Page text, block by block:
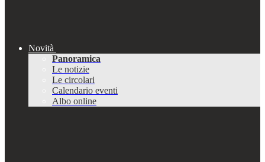
Novità
Panoramica
Le notizie
Le circolari
Calendario eventi
Albo online